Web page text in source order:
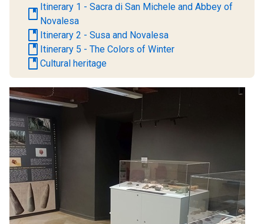
book Itinerary 1 - Sacra di San Michele and Abbey of
Novalesa
book Itinerary 2 - Susa and Novalesa
book Itinerary 5 - The Colors of Winter
book Cultural heritage